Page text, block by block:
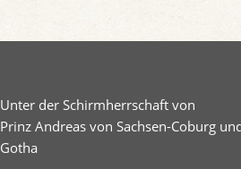
Unter der Schirmherrschaft von
Prinz Andreas von Sachsen-Coburg
Gotha